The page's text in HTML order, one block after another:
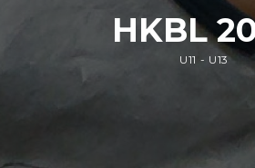
HKBL
U11 - U13